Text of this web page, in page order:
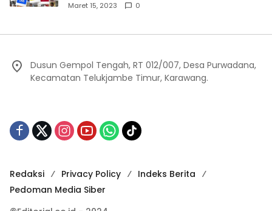
Maret 15, 2023 0
Dusun Gempol Tengah, RT 012/007, Desa Purwadana,
Kecamatan Telukjambe Timur, Karawang.
Redaksi Privacy Policy
Indeks Berita
Pedoman Media Siber